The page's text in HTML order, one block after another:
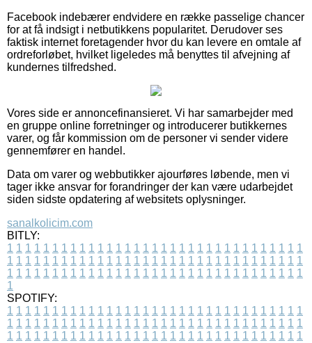
Facebook indebærer endvidere en række passelige chancer
for at få indsigt i netbutikkens popularitet. Derudover ses
faktisk internet foretagender hvor du kan levere en omtale af
ordreforløbet, hvilket ligeledes må benyttes til afvejning af
kundernes tilfredshed.
Vores side er annoncefinansieret. Vi har samarbejder med
en gruppe online forretninger og introducerer butikkernes
varer, og får kommission om de personer vi sender videre
gennemfører en handel.
Data om varer og webbutikker ajourføres løbende, men vi
tager ikke ansvar for forandringer der kan være udarbejdet
siden sidste opdatering af websitets oplysninger.
sanalkolicim.com
BITLY:
1 1 1 1 1 1 1 1 1 1 1 1 1 1 1 1 1 1 1 1 1 1 1 1 1 1 1 1 1 1 1 1 1
1 1 1 1 1 1 1 1 1 1 1 1 1 1 1 1 1 1 1 1 1 1 1 1 1 1 1 1 1 1 1 1 1
1 1 1 1 1 1 1 1 1 1 1 1 1 1 1 1 1 1 1 1 1 1 1 1 1 1 1 1 1 1 1 1 1
1
SPOTIFY:
1 1 1 1 1 1 1 1 1 1 1 1 1 1 1 1 1 1 1 1 1 1 1 1 1 1 1 1 1 1 1 1 1
1 1 1 1 1 1 1 1 1 1 1 1 1 1 1 1 1 1 1 1 1 1 1 1 1 1 1 1 1 1 1 1 1
1 1 1 1 1 1 1 1 1 1 1 1 1 1 1 1 1 1 1 1 1 1 1 1 1 1 1 1 1 1 1 1 1